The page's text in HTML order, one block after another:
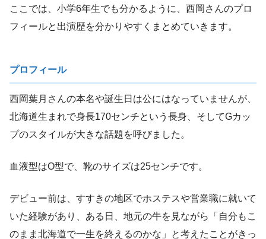
ここでは、小学6年生でも分かるように、西岡さんのプロ
フィールと出演歴を分かりやすくまとめていきます。
プロフィール
西岡葉月さんの本名や誕生日は公にはなっていませんが、
北海道生まれで身長170センチという長身、そしてGカッ
プのスタイルが大きな話題を呼びました。
血液型はO型で、靴のサイズは25センチです。
デビュー前は、すすきの地区でホステスや営業職に就いて
いた経験があり、ある日、地元の牛を見ながら「自分もこ
のまま北海道で一生を終えるのかな」と考えたことがきっ